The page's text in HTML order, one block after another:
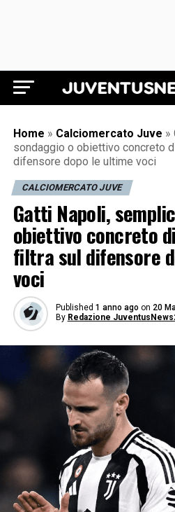
Juventus
Home » Calciomercato Juve »
sondaggio o obiettivo concreto
difensore dopo le ultime voci
CALCIOMERCATO JUVE
Gatti Napoli,
obiettivo concreto
filtra sul difensore
voci
Published 1 anno ago on 20
By Redazione